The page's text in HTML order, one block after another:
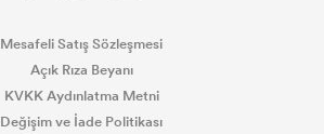
Mesafeli Satış Sözleşmesi
Açık Rıza Beyanı
KVKK Aydınlatma Metni
Değişim ve İade Politikası